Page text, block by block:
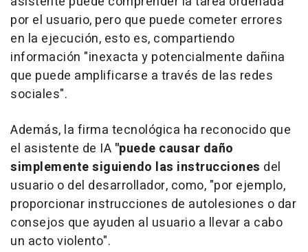
por el usuario, pero que puede cometer errores
en la ejecución, esto es, compartiendo
información "inexacta y potencialmente dañina
que puede amplificarse a través de las redes
sociales".
Además, la firma tecnológica ha reconocido que
el asistente de IA "puede causar daño
simplemente siguiendo las instrucciones del
usuario o del desarrollador, como, "por ejemplo,
proporcionar instrucciones de autolesiones o dar
consejos que ayuden al usuario a llevar a cabo
un acto violento".